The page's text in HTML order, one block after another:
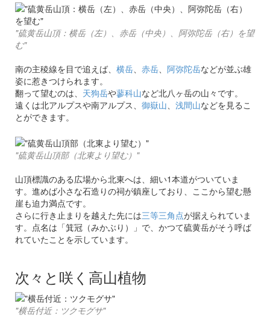
"硫黄岳山頂：横岳（左）、赤岳（中央）、阿弥陀岳（右）を望
む"
南の主稜線を目で追えば、 横岳、 赤岳、 阿弥陀岳などが並ぶ雄
姿に惹きつけられます。
翻って望むのは、 天狗岳や蓼科山など北八ヶ岳の山々です。
遠くは北アルプスや南アルプス、 御嶽山、 浅間山などを見るこ
とができます。
"硫黄岳山頂部（北東より望む）"
山頂標識のある広場から北東へは、細い1本道がついていま
す。進めば小さな石造りの祠が鎮座しており、ここから望む懸
崖も迫力満点です。
さらに行き止まりを越えた先には三等三角点が据えられていま
す。点名は「箕冠（みかぶり）」で、かつて硫黄岳がそう呼ば
れていたことを示しています。
次々と咲く高山植物
"横岳付近：ツクモグサ"